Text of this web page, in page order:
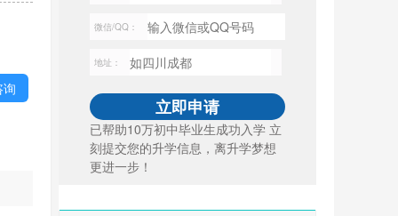
微信/QQ：
地址：
已帮助10万初中毕业生成功入学 立
刻提交您的升学信息，离升学梦想
更进一步！